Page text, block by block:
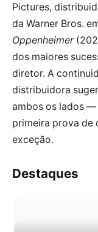
Pictures,
da Warner Bros.
Oppenheimer
dos maiores
diretor. A
distribuidora
ambos os lados —
primeira prova de
exceção.
Destaques